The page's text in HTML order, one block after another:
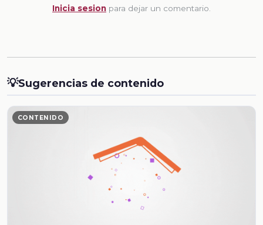
Inicia sesion para dejar un comentario.
💡Sugerencias de contenido
CONTENIDO